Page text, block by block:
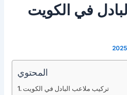
في الكويت
المحتوي
تركيب ملاعب البادل في الكويت